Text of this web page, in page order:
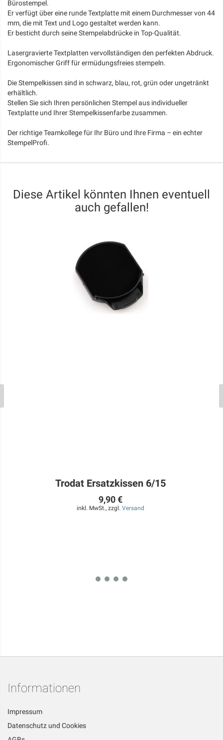
Bürostempel.
Er verfügt über eine runde Textplatte mit einem Durchmesser von 44
mm, die mit Text und Logo gestaltet werden kann.
Er besticht durch seine Stempelabdrücke in Top-Qualität.
Lasergravierte Textplatten vervollständigen den perfekten Abdruck.
Ergonomischer Griff für ermüdungsfreies stempeln.
Die Stempelkissen sind in schwarz, blau, rot, grün oder ungetränkt
erhältlich.
Stellen Sie sich Ihren persönlichen Stempel aus individueller
Textplatte und Ihrer Stempelkissenfarbe zusammen.
Der richtige Teamkollege für Ihr Büro und Ihre Firma – ein echter
StempelProfi.
Diese Artikel könnten Ihnen eventuell
auch gefallen!
Trodat Ersatzkissen 6/15
9,90 €
inkl. MwSt., zzgl. Versand
Informationen
Impressum
Datenschutz und Cookies